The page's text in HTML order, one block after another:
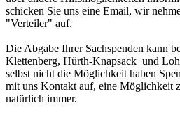
schicken Sie uns eine Email, wir
"Verteiler" auf.
Die Abgabe Ihrer Sachspenden kann
Klettenberg, Hürth-Knapsack und
selbst nicht die Möglichkeit haben
mit uns Kontakt auf, eine Möglichkeit
natürlich immer.